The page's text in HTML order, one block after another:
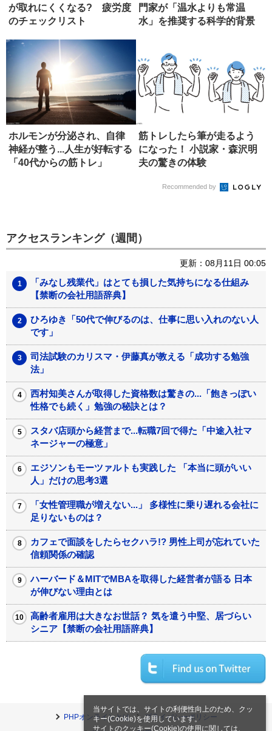
当サイトでは、サイトの利便性向上のため、クッ
キー(Cookie)を使用しています。
サイトのクッキー(Cookie)の使用に関しては、
が取れにくくなる? 疲労度
のチェックリスト
門家が「温水よりも常温
水」を推奨する科学的背景
ホルモンが分泌され、自律
神経が整う...人生が好転する
「40代からの筋トレ」
筋トレしたら筆が走るよう
になった！ 小説家・森沢明
夫の驚きの体験
Recommended by
アクセスランキング（週間）
更新：08月11日 00:05
「みなし残業代」はとても損した気持ちになる仕組み
【禁断の会社用語辞典】
ひろゆき「50代で伸びるのは、仕事に思い入れのない人
です」
司法試験のカリスマ・伊藤真が教える「成功する勉強
法」
西村知美さんが取得した資格数は驚きの...「飽きっぽい
性格でも続く」勉強の秘訣とは？
スタバ店頭から経営まで...転職7回で得た「中途入社マ
ネージャーの極意」
エジソンもモーツァルトも実践した 「本当に頭がいい
人」だけの思考3選
「女性管理職が増えない...」 多様性に乗り遅れる会社に
足りないものは？
カフェで面談をしたらセクハラ!? 男性上司が忘れていた
信頼関係の確認
ハーバード＆MITでMBAを取得した経営者が語る 日本
が伸びない理由とは
高齢者雇用は大きなお世話？ 気を遣う中堅、居づらい
シニア【禁断の会社用語辞典】
PHPオンラインとは
プライバシーポリシー